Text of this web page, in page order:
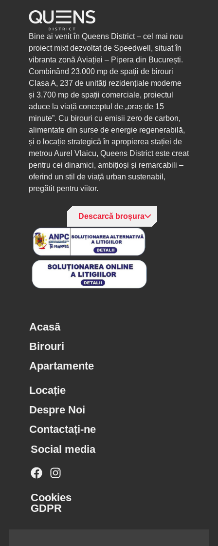
Bine ai venit în Queens District – cel mai nou
proiect mixt dezvoltat de Speedwell, situat în
vibranta zonă Aviației – Pipera din București.
Combinând 23.000 mp de spații de birouri
Clasa A, 237 de unități rezidențiale moderne
și 3.700 mp de spații comerciale, proiectul
aduce la viață conceptul de „oraș de 15
minute”. Cu birouri cu emisii zero de carbon,
alimentate din surse de energie regenerabilă,
și o locație strategică în apropierea stației de
metrou Aurel Vlaicu, Queens District este creat
pentru cei dinamici, ambițioși și remarcabili –
oferind un stil de viață urban sustenabil,
pregătit pentru viitor.
Descarcă broșura
Acasă
Birouri
Apartamente
Locație
Despre Noi
Contactați-ne
Social media
Cookies
GDPR